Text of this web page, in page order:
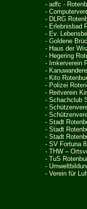
- adfc -
-
- DLRG
- Erlebnisbad
- Ev.
- Goldene Brü
- Haus der
- Hegering
- Imkerverein
-
- Kito
- Polizei
- Reitverein
- Schachclub
-
-
- Stadt
- Stadt
- Stadt
- SV Fortuna
- THW –
- TuS
-
- Verein für